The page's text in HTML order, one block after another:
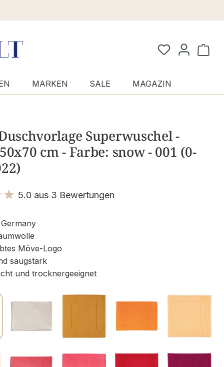
MARKEN SALE MAGAZIN
Superwuschel -
cm - Farbe: snow - 001 (0-
5.0 aus 3 Bewertungen
Möve-Logo
saugstark
und trocknergeeignet